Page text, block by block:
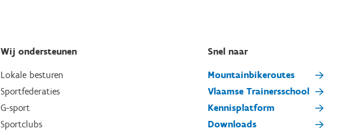
Wij ondersteunen
Lokale besturen
Sportfederaties
G-sport
Sportclubs
Snel naar
Mountainbikeroutes
Vlaamse Trainersschool
Kennisplatform
Downloads